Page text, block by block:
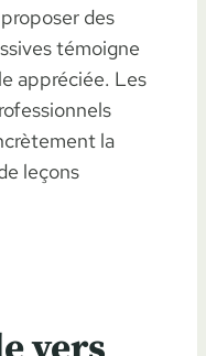
des
témoigne
appréciée. Les
la
leçons